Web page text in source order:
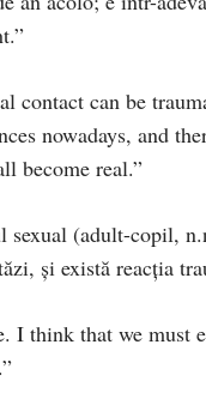
contact can be
nowadays, and
become real.”
sexual (adult-copil,
şi există reacţia
I think that we must